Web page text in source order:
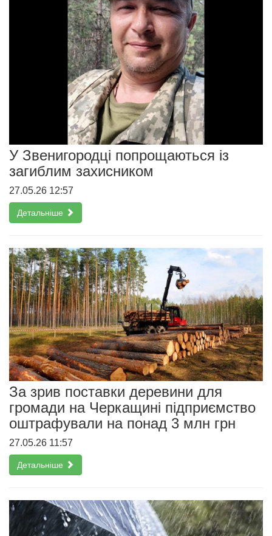
У Звенигородці попрощаються із
загиблим захисником
27.05.26 12:57
Детальніше
За зрив поставки деревини для
громади на Черкащині підприємство
оштрафували на понад 3 млн грн
27.05.26 11:57
Детальніше